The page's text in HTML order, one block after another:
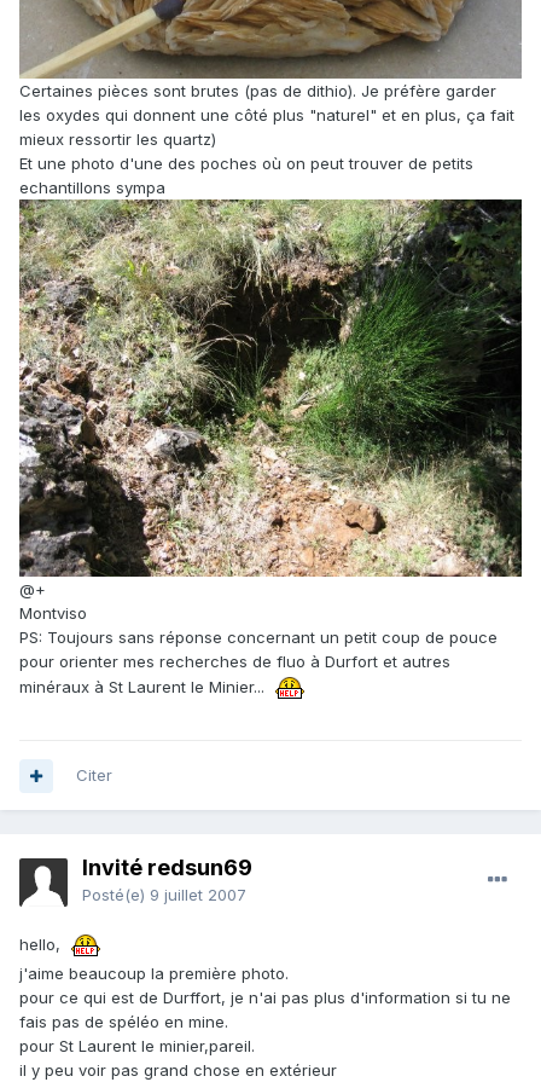
Certaines pièces sont brutes (pas de dithio). Je préfère garder
les oxydes qui donnent une côté plus "naturel" et en plus, ça fait
mieux ressortir les quartz)
Et une photo d'une des poches où on peut trouver de petits
echantillons sympa
@+
Montviso
PS: Toujours sans réponse concernant un petit coup de pouce
pour orienter mes recherches de fluo à Durfort et autres
minéraux à St Laurent le Minier...
Citer
Invité redsun69
Posté(e) 9 juillet 2007
hello,
j'aime beaucoup la première photo.
pour ce qui est de Durffort, je n'ai pas plus d'information si tu ne
fais pas de spéléo en mine.
pour St Laurent le minier,pareil.
il y peu voir pas grand chose en extérieur